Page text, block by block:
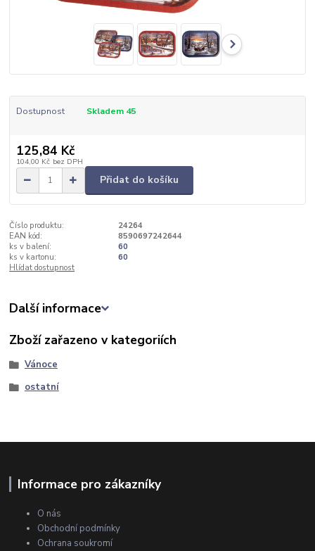
Dostupnost Skladem 45
125,84 Kč
104,00 Kč bez DPH
Přidat do košíku
Číslo produktu:
24264
EAN kód:
8590697242644
ks v balení:
60
ks v kartonu:
60
Hlídat dostupnost
Další informace
Zboží zařazeno v kategoriích
Vánoce
ostatní
Informace pro zákazníky
O nás
Obchodní podmínky
Ochrana soukromí